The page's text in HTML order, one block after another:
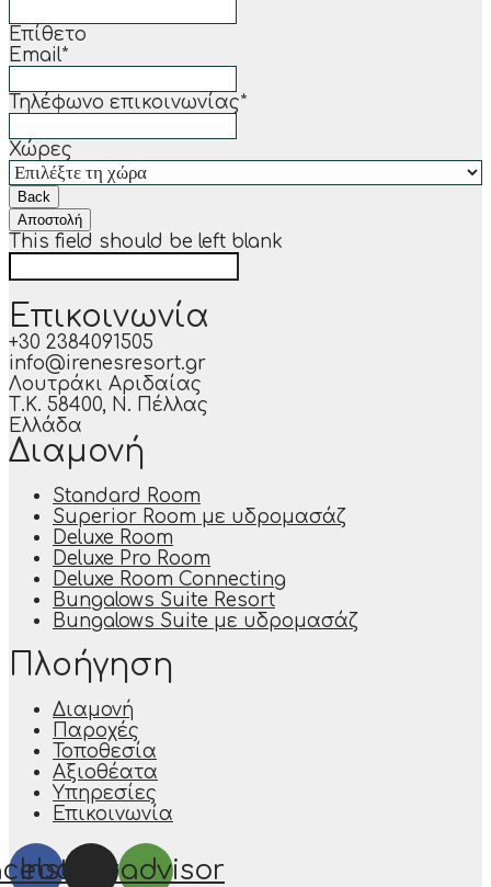
Επίθετο
Email*
Τηλέφωνο επικοινωνίας*
Χώρες
Back
Αποστολή
This field should be left blank
Επικοινωνία
+30 2384091505
info@irenesresort.gr
Λουτράκι Αριδαίας
Τ.Κ. 58400, Ν. Πέλλας
Ελλάδα
Διαμονή
Standard Room
Superior Room με υδρομασάζ
Deluxe Room
Deluxe Pro Room
Deluxe Room Connecting
Bungalows Suite Resort
Bungalows Suite με υδρομασάζ
Πλοήγηση
Διαμονή
Παροχές
Τοποθεσία
Αξιοθέατα
Υπηρεσίες
Επικοινωνία
Instagram
Tripadvisor